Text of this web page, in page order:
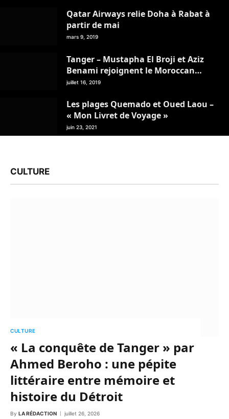
Qatar Airways relie Doha à Rabat à
partir de mai
mars 9, 2019
Tanger – Mustapha El Broji et Aziz
Benami rejoignent le Moroccan
Travel Management Club
juillet 16, 2019
Les plages Quemado et Oued Laou –
« Mon Livret de Voyage »
juin 23, 2021
CULTURE
CULTURE
« La conquête de Tanger » par
Ahmed Beroho : une pépite
littéraire entre mémoire et
histoire du Détroit
By LA RÉDACTION juillet 26, 2026